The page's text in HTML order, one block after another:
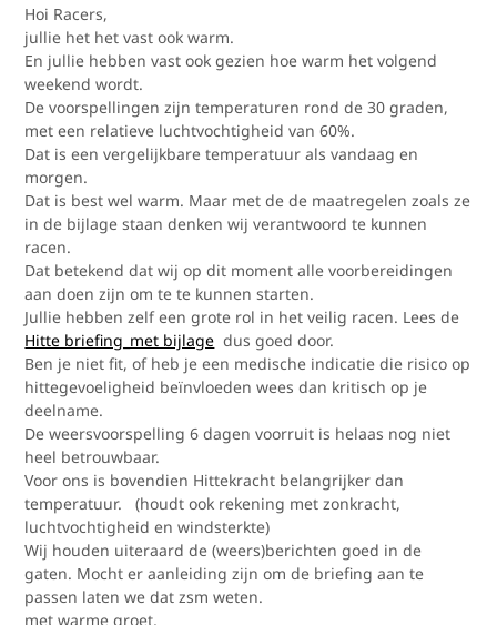
Hoi Racers,
jullie het het vast ook warm.
En jullie hebben vast ook gezien hoe warm het volgend
weekend wordt.
De voorspellingen zijn temperaturen rond de 30 graden,
met een relatieve luchtvochtigheid van 60%.
Dat is een vergelijkbare temperatuur als vandaag en
morgen.
Dat is best wel warm. Maar met de de maatregelen zoals ze
in de bijlage staan denken wij verantwoord te kunnen
racen.
Dat betekend dat wij op dit moment alle voorbereidingen
aan doen zijn om te te kunnen starten.
Jullie hebben zelf een grote rol in het veilig racen. Lees de
Hitte briefing_met bijlage dus goed door.
Ben je niet fit, of heb je een medische indicatie die risico op
hittegevoeligheid beïnvloeden wees dan kritisch op je
deelname.
De weersvoorspelling 6 dagen voorruit is helaas nog niet
heel betrouwbaar.
Voor ons is bovendien Hittekracht belangrijker dan
temperatuur. (houdt ook rekening met zonkracht,
luchtvochtigheid en windsterkte)
Wij houden uiteraard de (weers)berichten goed in de
gaten. Mocht er aanleiding zijn om de briefing aan te
passen laten we dat zsm weten.
met warme groet,